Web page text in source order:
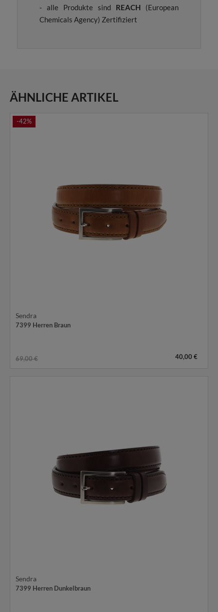
- alle Produkte sind REACH (European
Chemicals Agency) Zertifiziert
ÄHNLICHE ARTIKEL
-42%
Sendra
7399 Herren Braun
69,00 € 40,00 €
Sendra
7399 Herren Dunkelbraun